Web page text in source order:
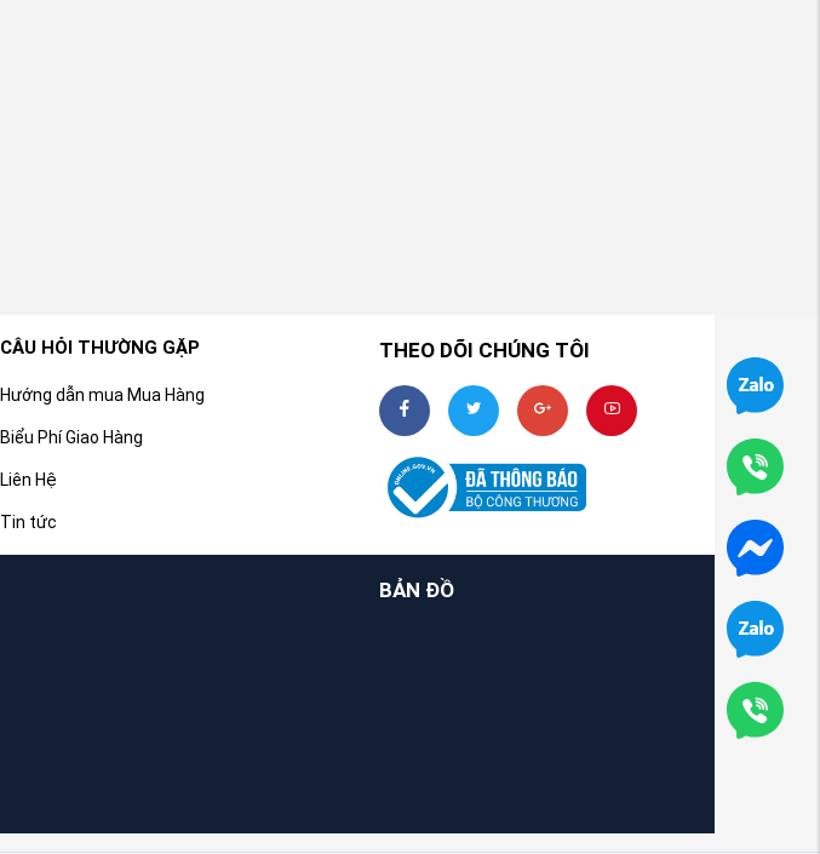
CÂU HỎI THƯỜNG GẶP
Hướng dẫn mua Mua Hàng
Biểu Phí Giao Hàng
Liên Hệ
Tin tức
THEO DÕI CHÚNG TÔI
BẢN ĐỒ